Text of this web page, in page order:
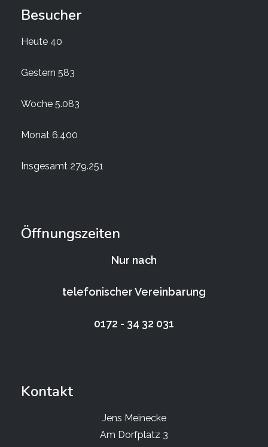
Besucher
Heute 40
Gestern 583
Woche 5.083
Monat 6.400
Insgesamt 279.251
Öffnungszeiten
Nur nach
telefonischer Vereinbarung
0172 - 34 32 031
Kontakt
Jens Meinecke
Am Dorfplatz 3